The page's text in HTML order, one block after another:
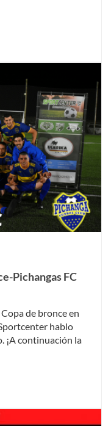
Pichangas FC
de bronce en
hablo
¡A continuación la